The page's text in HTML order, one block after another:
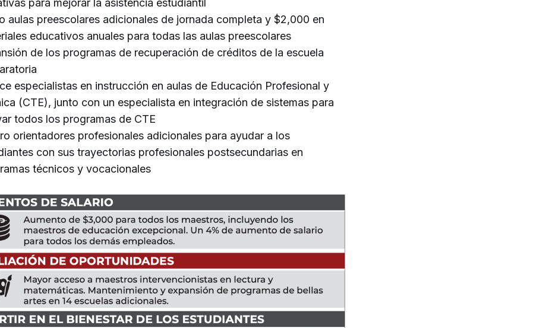
para mejorar la asistencia estudiantil
aulas preescolares adicionales de jornada completa y $2,000 en
educativos anuales para todas las aulas preescolares
de los programas de recuperación de créditos de la escuela
especialistas en instrucción en aulas de Educación Profesional y
(CTE), junto con un especialista en integración de sistemas para
todos los programas de CTE
orientadores profesionales adicionales para ayudar a los
con sus trayectorias profesionales postsecundarias en
técnicos y vocacionales